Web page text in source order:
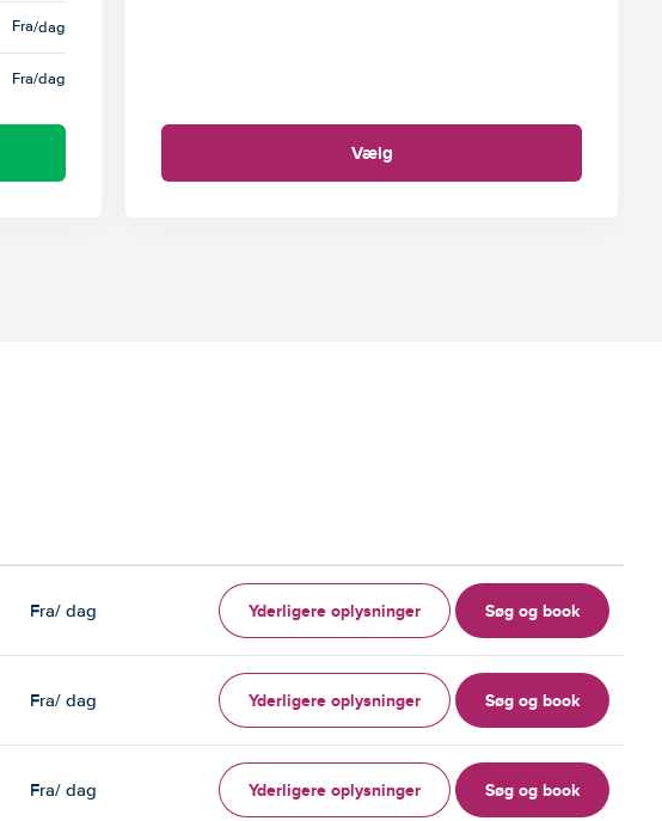
Fra/dag
Fra/dag
Vælg
Fra/ dag Yderligere oplysninger Søg og book
Fra/ dag Yderligere oplysninger Søg og book
Fra/ dag Yderligere oplysninger Søg og book